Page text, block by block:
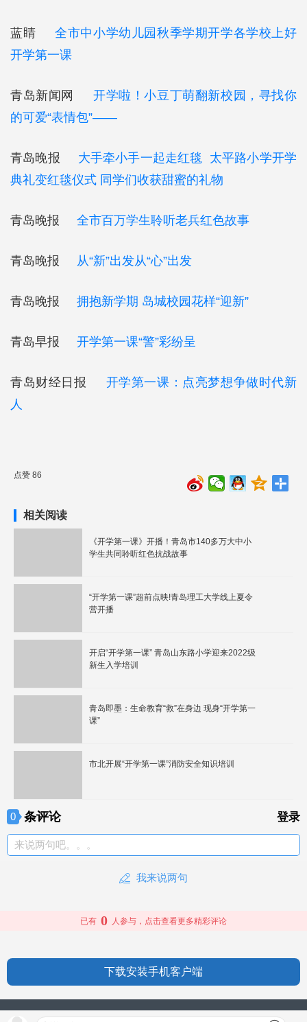
蓝睛全市中小学幼儿园秋季学期开学各学校上好
开学第一课
青岛新闻网 开学啦！小豆丁萌翻新校园，寻找你
的可爱“表情包”——
青岛晚报
大手牵小手一起走红毯 太平路小学开学
典礼变红毯仪式 同学们收获甜蜜的礼物
青岛晚报 全市百万学生聆听老兵红色故事
青岛晚报 从“新”出发从“心”出发
青岛晚报 拥抱新学期 岛城校园花样“迎新”
青岛早报 开学第一课“警”彩纷呈
青岛财经日报 开学第一课：点亮梦想争做时代新
人
点赞 86
相关阅读
《开学第一课》开播！青岛市140多万大中小
学生共同聆听红色抗战故事
“开学第一课”超前点映!青岛理工大学线上夏令
营开播
开启“开学第一课” 青岛山东路小学迎来2022级
新生入学培训
青岛即墨：生命教育“救”在身边 现身“开学第一
课”
市北开展“开学第一课”消防安全知识培训
0 条评论 登录
来说两句吧。。。
我来说两句
已有 0 人参与，点击查看更多精彩评论
下载安装手机客户端
授权信息